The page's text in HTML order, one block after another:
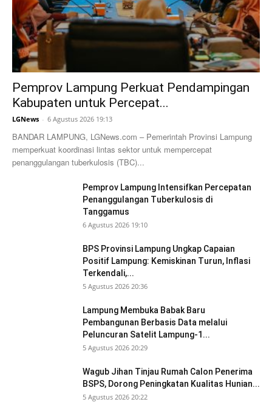
Pemprov Lampung Perkuat Pendampingan
Kabupaten untuk Percepat...
LGNews - 6 Agustus 2026 19:13
BANDAR LAMPUNG, LGNews.com – Pemerintah Provinsi Lampung
memperkuat koordinasi lintas sektor untuk mempercepat
penanggulangan tuberkulosis (TBC)...
Pemprov Lampung Intensifkan Percepatan
Penanggulangan Tuberkulosis di
Tanggamus
6 Agustus 2026 19:10
BPS Provinsi Lampung Ungkap Capaian
Positif Lampung: Kemiskinan Turun, Inflasi
Terkendali,...
5 Agustus 2026 20:36
Lampung Membuka Babak Baru
Pembangunan Berbasis Data melalui
Peluncuran Satelit Lampung-1...
5 Agustus 2026 20:29
Wagub Jihan Tinjau Rumah Calon Penerima
BSPS, Dorong Peningkatan Kualitas Hunian...
5 Agustus 2026 20:22